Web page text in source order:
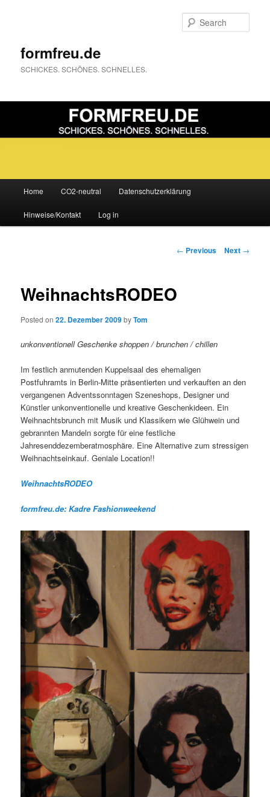
formfreu.de
SCHICKES. SCHÖNES. SCHNELLES.
Skip
to
Home CO2-neutral Datenschutzerklärung
Hinweise/Kontakt Log in
Post
← Previous Next →
WeihnachtsRODEO
Posted on22. Dezember 2009byTom
unkonventionell Geschenke shoppen / brunchen / chillen
Im festlich anmutenden Kuppelsaal des ehemaligen
Postfuhramts in Berlin-Mitte präsentierten und verkauften an den
vergangenen Adventssonntagen Szeneshops, Designer und
Künstler unkonventionelle und kreative Geschenkideen. Ein
Weihnachtsbrunch mit Musik und Klassikern wie Glühwein und
gebrannten Mandeln sorgte für eine festliche
Jahresenddezemberatmosphäre. Eine Alternative zum stressigen
Weihnachtseinkauf. Geniale Location!!
WeihnachtsRODEO
formfreu.de: Kadre Fashionweekend